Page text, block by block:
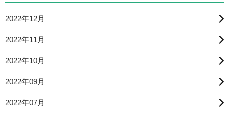
2022年12月
2022年11月
2022年10月
2022年09月
2022年07月